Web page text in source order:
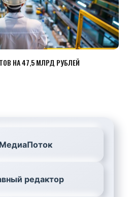
НА 47,5 МЛРД РУБЛЕЙ
МедиаПоток
редактор